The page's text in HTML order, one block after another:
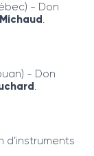
- Don
.
- Don
.
d’instruments